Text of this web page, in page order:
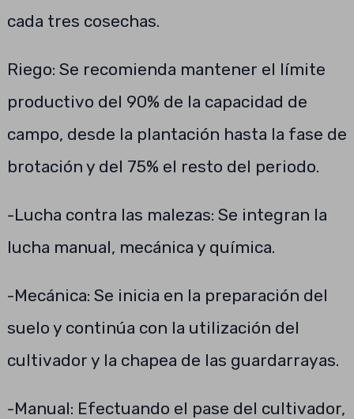
cada tres cosechas.
Riego: Se recomienda mantener el límite
productivo del 90% de la capacidad de
campo, desde la plantación hasta la fase de
brotación y del 75% el resto del periodo.
-Lucha contra las malezas: Se integran la
lucha manual, mecánica y química.
-Mecánica: Se inicia en la preparación del
suelo y continúa con la utilización del
cultivador y la chapea de las guardarrayas.
-Manual: Efectuando el pase del cultivador,